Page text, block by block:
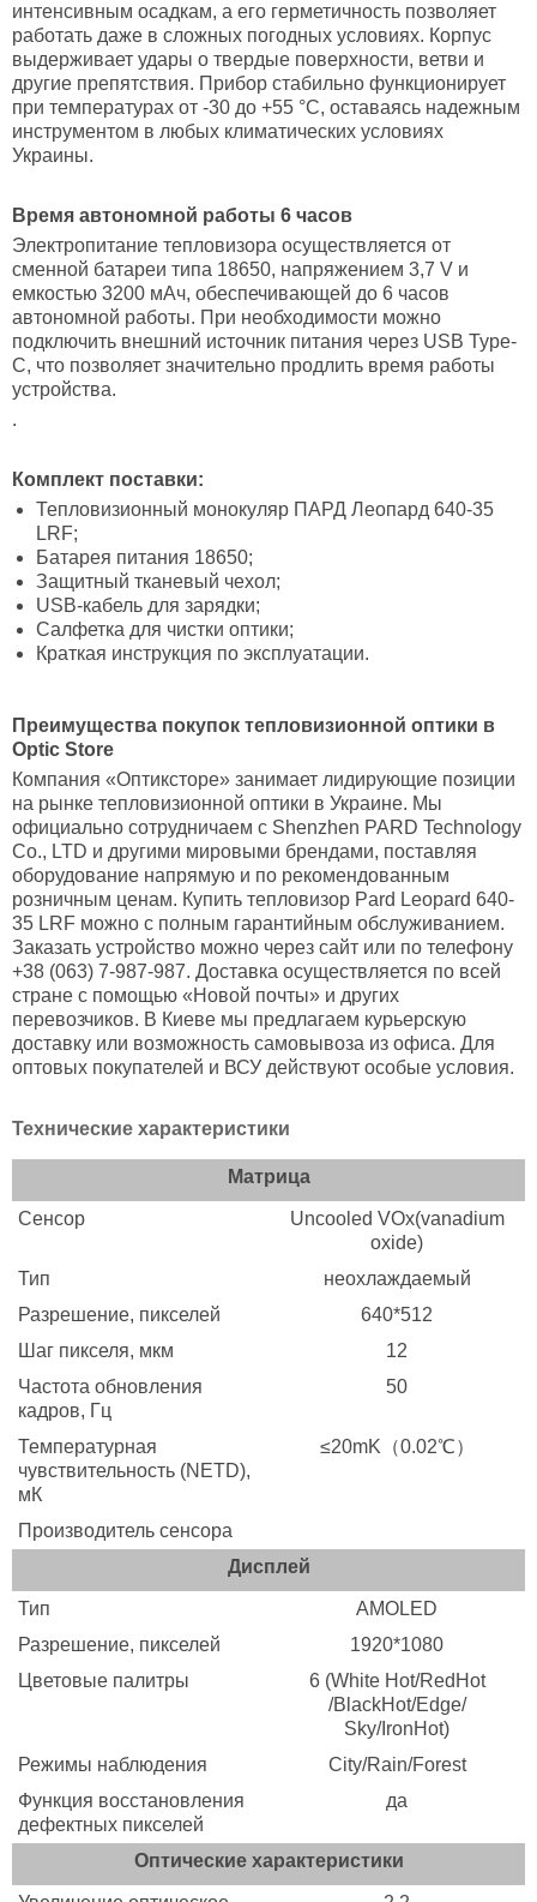
интенсивным осадкам, а его герметичность позволяет
работать даже в сложных погодных условиях. Корпус
выдерживает удары о твердые поверхности, ветви и
другие препятствия. Прибор стабильно функционирует
при температурах от -30 до +55 °С, оставаясь надежным
инструментом в любых климатических условиях
Украины.
Время автономной работы 6 часов
Электропитание тепловизора осуществляется от
сменной батареи типа 18650, напряжением 3,7 V и
емкостью 3200 мАч, обеспечивающей до 6 часов
автономной работы. При необходимости можно
подключить внешний источник питания через USB Type-
C, что позволяет значительно продлить время работы
устройства.
.
Комплект поставки:
Тепловизионный монокуляр ПАРД Леопард 640-35
LRF;
Батарея питания 18650;
Защитный тканевый чехол;
USB-кабель для зарядки;
Салфетка для чистки оптики;
Краткая инструкция по эксплуатации.
Преимущества покупок тепловизионной оптики в
Optic Store
Компания «Оптиксторе» занимает лидирующие позиции
на рынке тепловизионной оптики в Украине. Мы
официально сотрудничаем с Shenzhen PARD Technology
Co., LTD и другими мировыми брендами, поставляя
оборудование напрямую и по рекомендованным
розничным ценам. Купить тепловизор Pard Leopard 640-
35 LRF можно с полным гарантийным обслуживанием.
Заказать устройство можно через сайт или по телефону
+38 (063) 7-987-987. Доставка осуществляется по всей
стране с помощью «Новой почты» и других
перевозчиков. В Киеве мы предлагаем курьерскую
доставку или возможность самовывоза из офиса. Для
оптовых покупателей и ВСУ действуют особые условия.
Технические характеристики
Матрица
Сенсор
Uncooled VOx(vanadium
oxide)
Тип
неохлаждаемый
Разрешение, пикселей
640*512
Шаг пикселя, мкм
12
Частота обновления
кадров, Гц
50
Температурная
чувствительность (NETD),
мК
≤20mK（0.02℃）
Производитель сенсора
Дисплей
Тип
AMOLED
Разрешение, пикселей
1920*1080
Цветовые палитры
6 (White Hot/RedHot
/BlackHot/Edge/
Sky/IronHot)
Режимы наблюдения
City/Rain/Forest
Функция восстановления
дефектных пикселей
да
Оптические характеристики